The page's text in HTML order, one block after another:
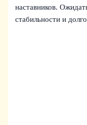
наставников.
стабильности и